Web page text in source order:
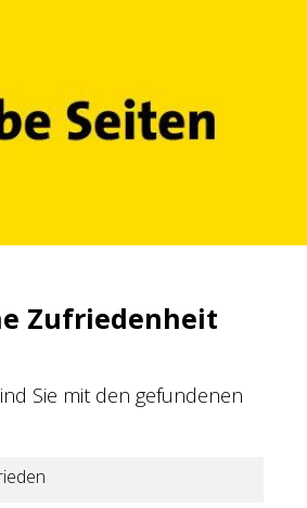
Zufriedenheit
Sie mit den gefundenen